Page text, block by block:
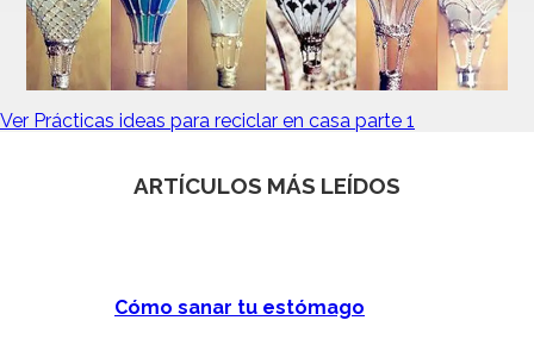
Ver Prácticas ideas para reciclar en casa parte 1
ARTÍCULOS MÁS LEÍDOS
Cómo sanar tu estómago